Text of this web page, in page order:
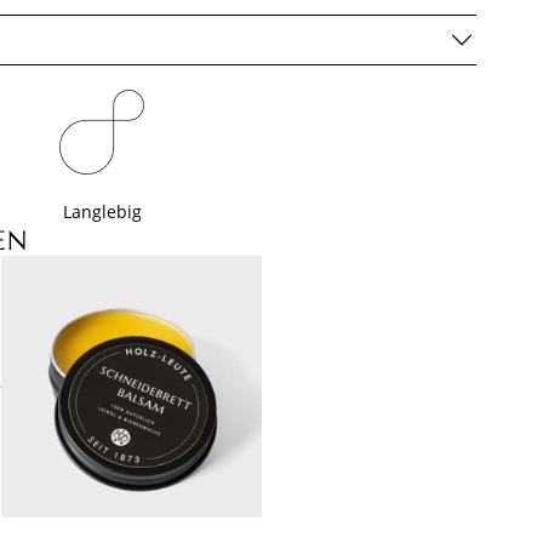
Langlebig